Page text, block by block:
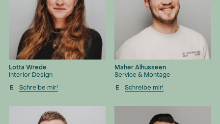
Lotta Wrede
Interior Design
E
Schreibe mir!
Maher Alhusseen
Service & Montage
E
Schreibe mir!